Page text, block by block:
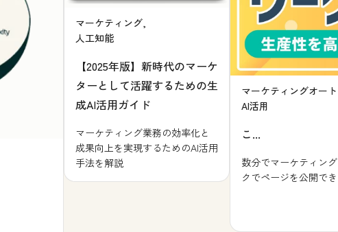
マーケティング,
人工知能
【2025年版】新時代のマーケ
ターとして活躍するための生
成AI活用ガイド
マーケティング業務の効率化と
成果向上を実現するためのAI活用
手法を解説
マーケティングオー
AI活用
こ...
数分でマーケティン
クでページを公開で